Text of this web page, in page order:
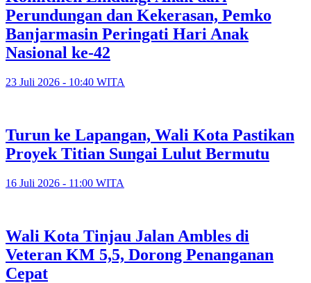
Perundungan dan Kekerasan, Pemko
Banjarmasin Peringati Hari Anak
Nasional ke-42
23 Juli 2026 - 10:40 WITA
Turun ke Lapangan, Wali Kota Pastikan
Proyek Titian Sungai Lulut Bermutu
16 Juli 2026 - 11:00 WITA
​Wali Kota Tinjau Jalan Ambles di
Veteran KM 5,5, Dorong Penanganan
Cepat